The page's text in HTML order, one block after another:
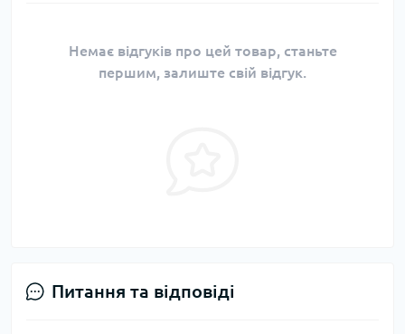
Немає відгуків про цей товар, станьте
першим, залиште свій відгук.
Питання та відповіді